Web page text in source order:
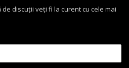
discuții veți fi la curent cu cele mai